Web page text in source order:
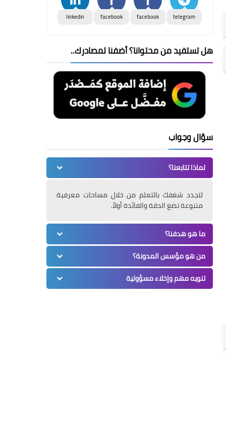
telegram
facebook
facebook
linkedin
هل تستفيد من محتوانا؟ أضفنا لمصادرك..
سؤال وجواب
لماذا تتابعنا؟
لتجدد شغفك بالتعلم من خلال مساحات معرفية
متنوعة تضع الدقة والفائدة أولاً.
ما هو هدفنا؟
من هو مؤسس المدونة؟
تنويه مهم وإخلاء مسؤولية